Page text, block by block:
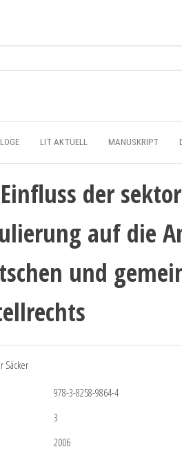
LIT AKTUELL MANUSKRIPT
der
auf die
und
Säcker
978-3-8258-9864-4
3
2006